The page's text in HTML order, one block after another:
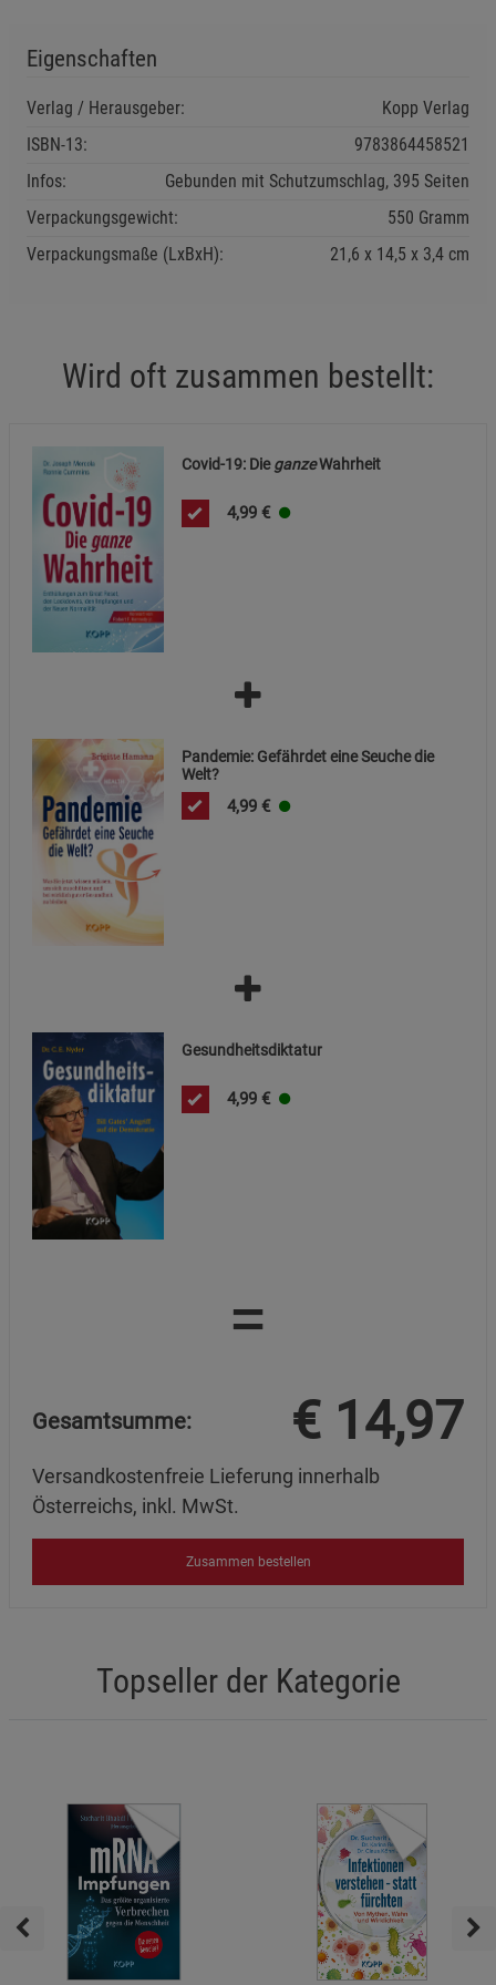
Eigenschaften
Verlag / Herausgeber:
Kopp Verlag
ISBN-13:
9783864458521
Infos:
Gebunden mit Schutzumschlag, 395 Seiten
Verpackungsgewicht:
550 Gramm
Verpackungsmaße (LxBxH):
21,6 14,5 3,4 cm
Wird oft zusammen bestellt:
Covid-19: DieganzeWahrheit
4,99 €
Pandemie: Gefährdet eine Seuche die
Welt?
4,99 €
Gesundheitsdiktatur
4,99 €
=
Gesamtsumme: € 14,97
Versandkostenfreie Lieferung innerhalb
Österreichs, inkl. MwSt.
Zusammen bestellen
Topseller der Kategorie
Notwendige Cookies (5)
Beschreibung Notwendige Cookies
Cookie-Informationen
Statistik Cookies (1) Statistik Cookies
Cookie-Informationen anzeigen